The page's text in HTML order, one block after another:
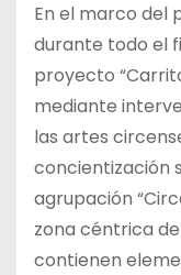
En el marco del
durante todo el
proyecto
mediante
las artes
concientización
agrupación
zona céntrica
contienen